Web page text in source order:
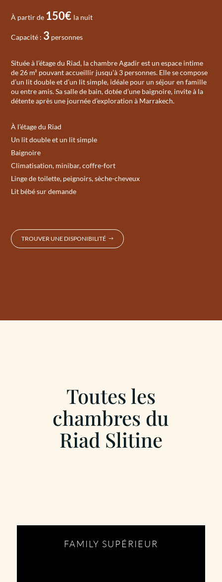
À partir de 150€ la nuit
Capacité : 3 personnes
Située à l’étage du Riad, la chambre Agadir est un espace intime
de 26 m² pouvant accueillir jusqu’à 3 personnes. Elle se compose
d’un lit double et d’un lit simple, idéale pour un séjour en famille
ou entre amis. Sa salle de bain, dotée d’une baignoire, invite à la
détente après une journée d’exploration à Marrakech.
À l’étage du Riad
Un lit double et un lit simple
Baignoire
Climatisation, minibar, coffre-fort
Linge de toilette, peignoirs, sèche-cheveux
Lit bébé sur demande
TROUVER UNE DISPONIBILITÉ
Toutes les
chambres du
Riad Slitine
FAMILY SUPÉRIEUR